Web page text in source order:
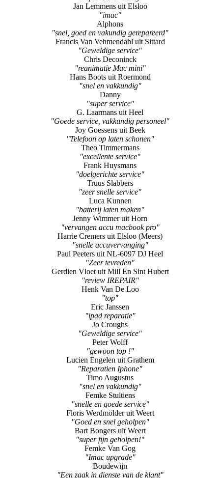
Jan Lemmens uit Elsloo
"imac"
Alphons
"snel, goed en vakundig gerepareerd"
Francis Van Vehmendahl uit Sittard
"Geweldige service"
Chris Deconinck
"reanimatie Mac mini"
Hans Boots uit Roermond
"snel en vakkundig"
Danny
"super service"
G. Laarmans uit Heel
"Goede service, vakkundig personeel"
Joy Goessens uit Beek
"Telefoon op laten schonen"
Theo Timmermans
"excellente service"
Frank Huysmans
"doelgerichte service"
Truus Slabbers
"zeer snelle service"
Luca Kunnen
"batterij laten maken"
Jenny Wimmer uit Horn
"vervangen accu macbook pro"
Harrie Cremers uit Elsloo (Meers)
"snelle accuvervanging"
Paul Peeters uit NL-6097 DJ Heel
"Zeer tevreden"
Gerdien Vloet uit Mill En Sint Hubert
"review IREPAIR"
Henk Van De Loo
"top"
Eric Janssen
"ipad reparatie"
Jo Croughs
"Geweldige service"
Peter Wolff
"gewoon top !"
Lucien Engelen uit Grathem
"Reparatien Iphone"
Timo Augustus
"snel en vakkundig"
Femke Stultiens
"snelle en goede service"
Floris Werdmölder uit Weert
"Goed en snel geholpen"
Bart Bongers uit Weert
"super fijn geholpen!"
Femke Van Gog
"Imac upgrade"
Boudewijn
"Een zaak in dienste van de klant"